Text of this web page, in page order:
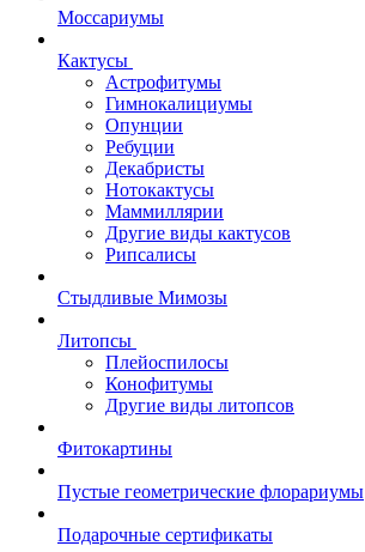
Моссариумы
Кактусы
Астрофитумы
Гимнокалициумы
Опунции
Ребуции
Декабристы
Нотокактусы
Маммиллярии
Другие виды кактусов
Рипсалисы
Стыдливые Мимозы
Литопсы
Плейоспилосы
Конофитумы
Другие виды литопсов
Фитокартины
Пустые геометрические флорариумы
Подарочные сертификаты